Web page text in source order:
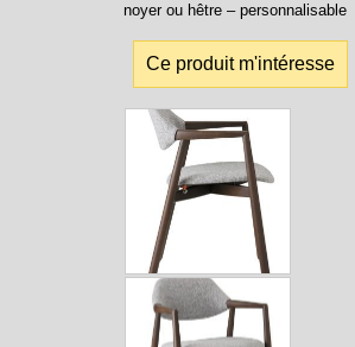
noyer ou hêtre – personnalisable
Ce produit m'intéresse